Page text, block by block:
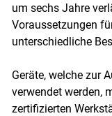
um sechs Jahre
Voraussetzungen
unterschiedliche
Geräte, welche zur
verwendet werden,
zertifizierten